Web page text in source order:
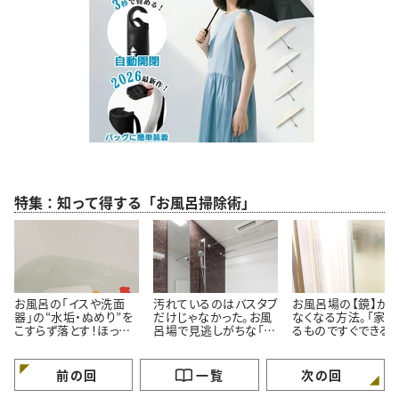
特集：知って得する「お風呂掃除術」
お風呂の「イスや洗面
器」の“水垢・ぬめり”を
こすらず落とす！ほった
汚れているのはバスタブ
だけじゃなかった。お風
呂場で見逃しがちな「意
所」とは
お風呂場の【鏡】が
なくなる方法。「家
るものですぐできる！
いんだ…」
前の回 一覧 次の回